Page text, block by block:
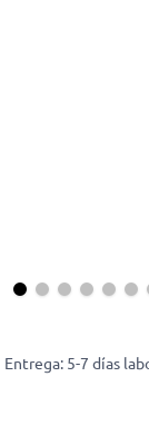
Entrega: 5-7 días